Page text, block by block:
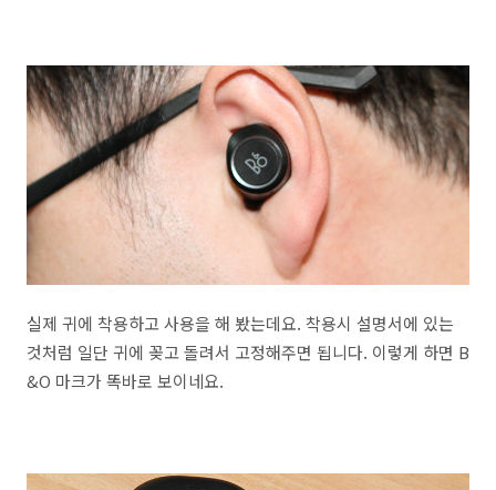
실제 귀에 착용하고 사용을 해 봤는데요. 착용시 설명서에 있는
것처럼 일단 귀에 꽂고 돌려서 고정해주면 됩니다. 이렇게 하면 B
&O 마크가 똑바로 보이네요.